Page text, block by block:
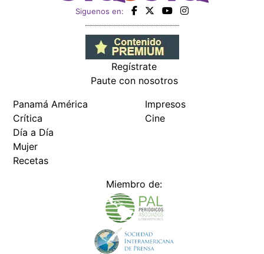
Siguenos en:
Regístrate
Paute con nosotros
Panamá América
Crítica
Día a Día
Mujer
Recetas
Impresos
Cine
Miembro de: